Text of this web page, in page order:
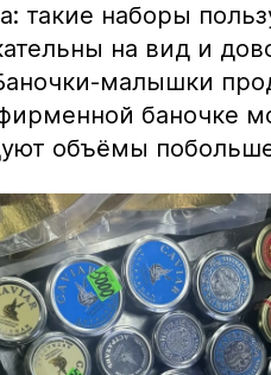
такие наборы
на вид и
малышки
баночке
объёмы